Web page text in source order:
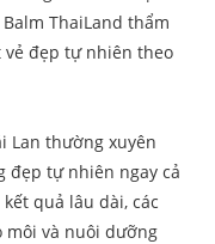
ThaiLand thẩm
vẻ đẹp tự nhiên theo
Lan thường xuyên
đẹp tự nhiên ngay cả
quả lâu dài, các
môi và nuôi dưỡng